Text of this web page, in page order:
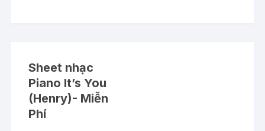
Sheet nhạc
Piano It’s You
(Henry)- Miễn
Phí